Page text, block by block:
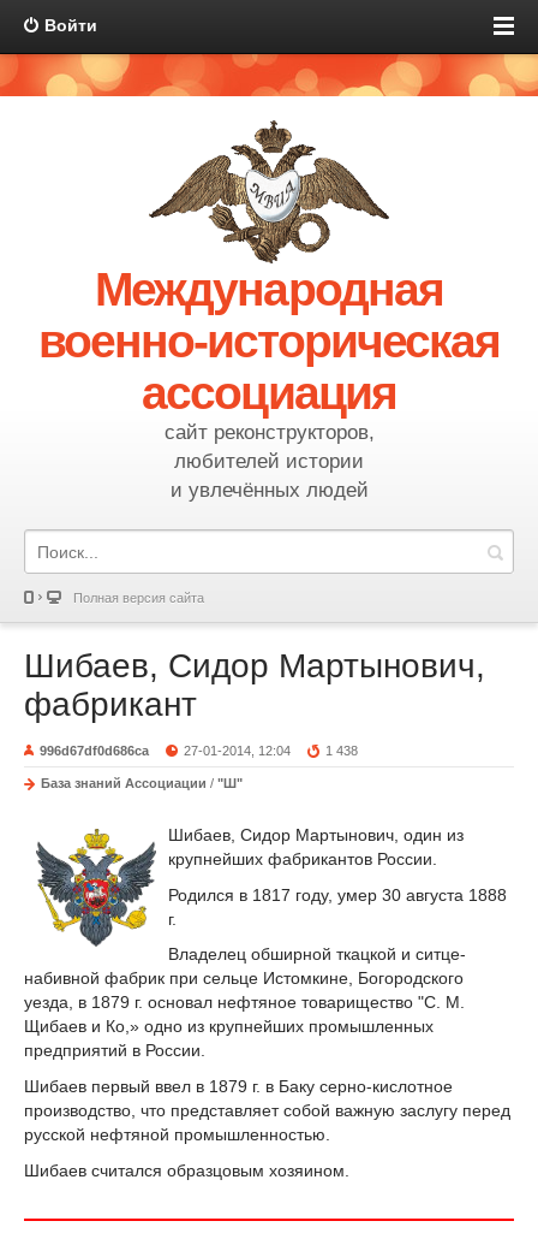
Войти
Международная
военно-историческая
ассоциация
сайт реконструкторов,
любителей истории
и увлечённых людей
Полная версия сайта
Шибаев, Сидор Мартынович,
фабрикант
996d67df0d686ca 27-01-2014, 12:04 1 438
База знаний Ассоциации / "Ш"
Шибаев, Сидор Мартынович, один из
крупнейших фабрикантов России.
Родился в 1817 году, умер 30 августа 1888
г.
Владелец обширной ткацкой и ситце-
набивной фабрик при сельце Истомкине, Богородского
уезда, в 1879 г. основал нефтяное товарищество "С. М.
Щибаев и Ко,» одно из крупнейших промышленных
предприятий в России.
Шибаев первый ввел в 1879 г. в Баку серно-кислотное
производство, что представляет собой важную заслугу перед
русской нефтяной промышленностью.
Шибаев считался образцовым хозяином.